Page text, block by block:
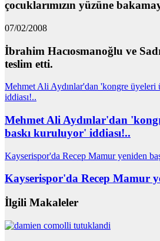
çocuklarımızın yüzüne
07/02/2008
İbrahim Hacıosmanoğlu ve
teslim etti.
Mehmet Ali Aydınlar'dan 'kongre üyeleri
iddiası!..
Mehmet Ali Aydınlar'dan
baskı kuruluyor' iddiası!..
Kayserispor'da Recep Mamur yeniden
Kayserispor'da Recep Mamur
İlgili Makaleler